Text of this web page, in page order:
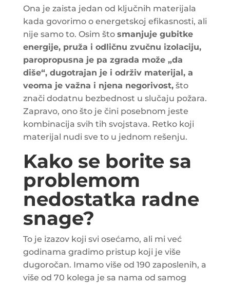
Ona je zaista jedan od ključnih materijala
kada govorimo o energetskoj efikasnosti, ali
nije samo to. Osim što smanjuje gubitke
energije, pruža i odličnu zvučnu izolaciju,
paropropusna je pa zgrada može „da
diše“, dugotrajan je i održiv materijal, a
veoma je važna i njena negorivost,što
znači dodatnu bezbednost u slučaju požara.
Zapravo, ono što je čini posebnom jeste
kombinacija svih tih svojstava. Retko koji
materijal nudi sve to u jednom rešenju.
Kako se borite sa
problemom
nedostatka radne
snage?
To je izazov koji svi osećamo, ali mi već
godinama gradimo pristup koji je više
dugoročan. Imamo više od 190 zaposlenih, a
više od 70 kolega je sa nama od samog